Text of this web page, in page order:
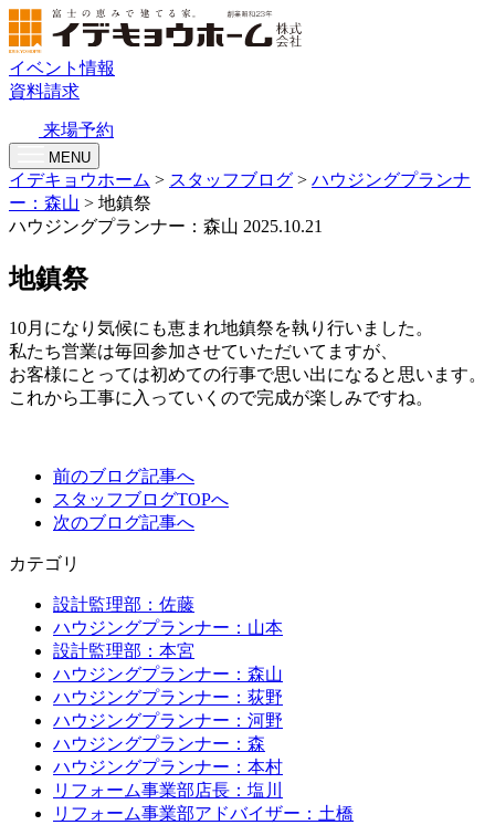
イベント情報
資料請求
来場予約
MENU
イデキョウホーム > スタッフブログ > ハウジングプランナ
ー：森山 > 地鎮祭
ハウジングプランナー：森山 2025.10.21
地鎮祭
10月になり気候にも恵まれ地鎮祭を執り行いました。
私たち営業は毎回参加させていただいてますが、
お客様にとっては初めての行事で思い出になると思います。
これから工事に入っていくので完成が楽しみですね。
前のブログ記事へ
スタッフブログTOPへ
次のブログ記事へ
カテゴリ
設計監理部：佐藤
ハウジングプランナー：山本
設計監理部：本宮
ハウジングプランナー：森山
ハウジングプランナー：荻野
ハウジングプランナー：河野
ハウジングプランナー：森
ハウジングプランナー：本村
リフォーム事業部店長：塩川
リフォーム事業部アドバイザー：土橋